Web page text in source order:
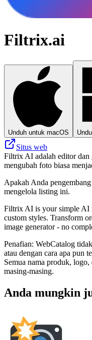
Filtrix.ai
Unduh untuk macOS
Situs web
Filtrix AI adalah editor dan
mengubah foto biasa
Apakah Anda
mengelola listing ini.
Filtrix AI is your simple AI
custom styles. Transform
image generator - no
Penafian: WebCatalog
atau dengan cara apa pun
Semua nama produk,
masing-masing.
Anda mungkin